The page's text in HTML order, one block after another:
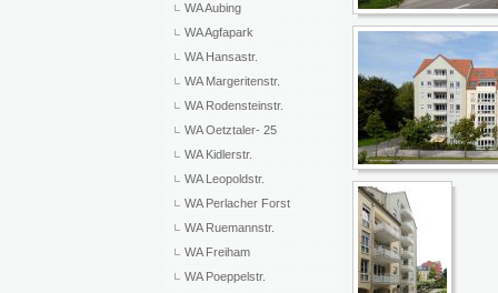
WA Aubing
WA Agfapark
WA Hansastr.
WA Margeritenstr.
WA Rodensteinstr.
WA Oetztaler- 25
WA Kidlerstr.
WA Leopoldstr.
WA Perlacher Forst
WA Ruemannstr.
WA Freiham
WA Poeppelstr.